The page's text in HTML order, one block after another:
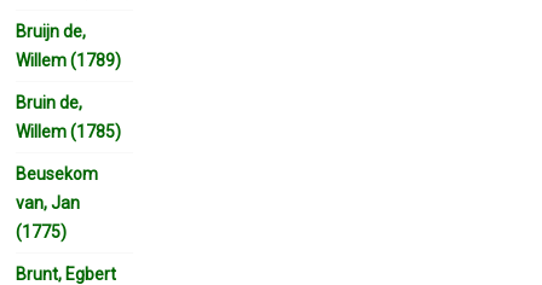
Bruijn de,
Willem (1789)
Bruin de,
Willem (1785)
Beusekom
van, Jan
(1775)
Brunt, Egbert